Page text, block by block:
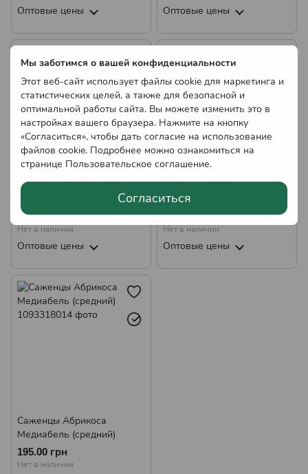
Мы заботимся о вашей конфиденциальности
Этот веб-сайт использует файлы cookie для маркетинга и
статистических целей, а также для безопасной и
оптимальной работы сайта. Вы можете изменить это в
настройках вашего браузера. Нажмите на кнопку
«Согласиться», чтобы дать согласие на использование
файлов cookie. Подробнее можно ознакомиться на
странице Пользовательское соглашение.
Согласиться
Оптовые цены Оптовые цены
Саженцы Абрикоса Голд
200.00 грн
Нет в наличии
Оптовые цены
Саженцы Абрикоса
Фаралия (средне-поздний)
200.00 грн
Нет в наличии
Оптовые цены
Саженцы Абрикоса
Медиабель (средний)
195.00 грн
Нет в наличии